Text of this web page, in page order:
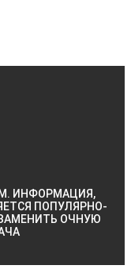
ИНФОРМАЦИЯ,
ПОПУЛЯРНО-
ОЧНУЮ